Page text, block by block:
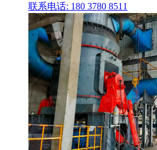
联系电话: 180 3780 8511